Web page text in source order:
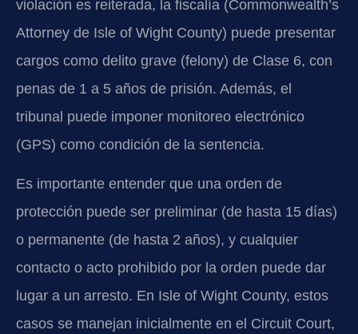
violación es reiterada, la fiscalía (Commonwealth’s
Attorney de Isle of Wight County) puede presentar
cargos como delito grave (felony) de Clase 6, con
penas de 1 a 5 años de prisión. Además, el
tribunal puede imponer monitoreo electrónico
(GPS) como condición de la sentencia.
Es importante entender que una orden de
protección puede ser preliminar (de hasta 15 días)
o permanente (de hasta 2 años), y cualquier
contacto o acto prohibido por la orden puede dar
lugar a un arresto. En Isle of Wight County, estos
casos se manejan inicialmente en el Circuit Court,